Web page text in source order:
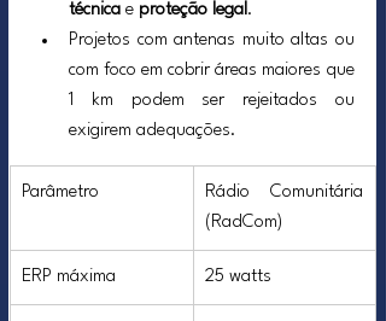
técnica e proteção legal.
Projetos com antenas muito altas ou
com foco em cobrir áreas maiores que
1 km podem ser rejeitados ou
exigirem adequações.
Parâmetro
Rádio Comunitária
(RadCom)
ERP máxima 25 watts